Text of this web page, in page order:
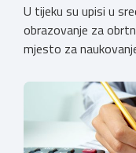
U tijeku su upisi u
obrazovanje za
mjesto za
koji još nemaju
licenciranja kako bi
kvalitetno i sigurno
istodobno ulagali u